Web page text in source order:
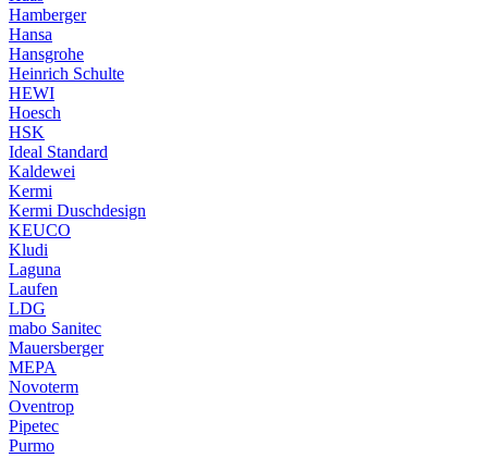
Hamberger
Hansa
Hansgrohe
Heinrich Schulte
HEWI
Hoesch
HSK
Ideal Standard
Kaldewei
Kermi
Kermi Duschdesign
KEUCO
Kludi
Laguna
Laufen
LDG
mabo Sanitec
Mauersberger
MEPA
Novoterm
Oventrop
Pipetec
Purmo